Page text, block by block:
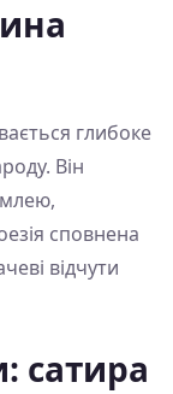
глибоке
Він
сповнена
відчути
сатира